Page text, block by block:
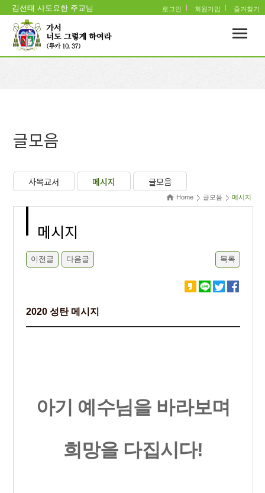
김선태 사도요한 주교님 로그인 회원가입 즐겨찾기
글모음
사목교서 메시지 글모음
Home 글모음 메시지
메시지
이전글 다음글 목록
2020 성탄 메시지
아기 예수님을 바라보며
희망을 다집시다!